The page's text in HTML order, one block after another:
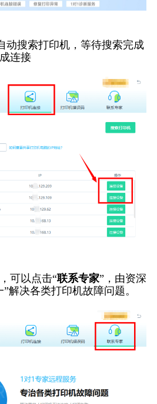
动搜索打印机，等待搜索完成
连接
可以点击“联系专家”，由资深
解决各类打印机故障问题。